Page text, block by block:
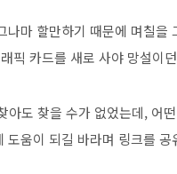
마 할만하기 때문에 며칠
픽 카드를 새로 사야 망설이
도 찾을 수가 없었는데, 어
움이 되길 바라며 링크를 공